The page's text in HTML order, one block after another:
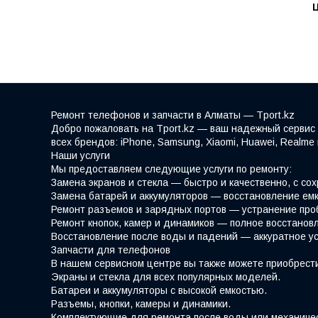
Ремонт телефонов и запчасти в Алматы — Tport.kz
Добро пожаловать на Tport.kz — ваш надежный сервис
всех брендов: iPhone, Samsung, Xiaomi, Huawei,
Наши услуги
Мы предоставляем следующие услуги по ремонту:
Замена экранов и стекла — быстро и качественно, с
Замена батарей и аккумуляторов — восстановление
Ремонт разъемов и зарядных портов — устранение
Ремонт кнопок, камер и динамиков — полное
Восстановление после воды и падений — аккуратное
Запчасти для телефонов
В нашем сервисном центре вы также можете
Экраны и стекла для всех популярных моделей.
Батареи и аккумуляторы с высокой емкостью.
Разъемы, кнопки, камеры и динамики.